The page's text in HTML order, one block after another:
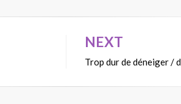
NEXT
Trop dur de déneiger /